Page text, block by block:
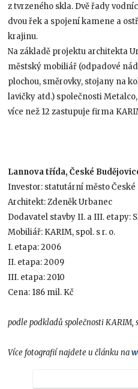
z tvrzeného skla. Dvě řady
dvou řek a spojení kamene a
krajinu.
Na základě projektu architekta
městský mobiliář (odpadové
plochou, směrovky, stojany na
lavičky atd.) společnosti
více než 12 zastupuje firma
Lannova třída, České
Investor: statutární město České
Architekt: Zdeněk Urbanec
Dodavatel stavby II. a III. etapy:
Mobiliář: KARIM, spol. s r. o.
I. etapa: 2006
II. etapa: 2009
III. etapa: 2010
Cena: 186 mil. Kč
podle podkladů společnosti KARIM,
Více fotografií najdete u článku na